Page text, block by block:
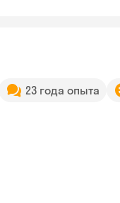
23 года опыта